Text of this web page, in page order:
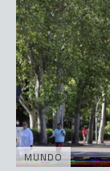
MUNDO